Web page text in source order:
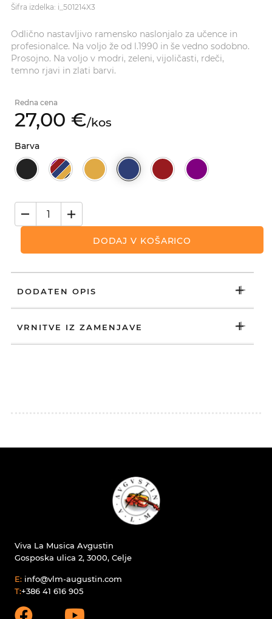
Šifra izdelka: i_501214X3
Odlično nastavljivo ramensko naslonjalo za učence in
profesionalce. Na voljo že od l.1990 in še vedno sodobno.
Prosojno. Na voljo v modri, zeleni, vijoličasti, rdeči,
temno rjavi in zlati barvi.
Redna cena
27,00 €/kos
Barva
DODAJ V KOŠARICO
DODATEN OPIS
VRNITVE IZ ZAMENJAVE
Viva La Musica Avgustin
Gosposka ulica 2, 3000, Celje
E: info@vlm-augustin.com
T:+386 41 616 905